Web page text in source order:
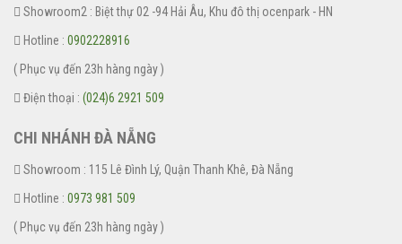
Showroom2 : Biệt thự 02 -94 Hải Âu, Khu đô thị ocenpark - HN
Hotline : 0902228916
( Phục vụ đến 23h hàng ngày )
Điện thoại : (024)6 2921 509
CHI NHÁNH ĐÀ NẴNG
Showroom : 115 Lê Đình Lý, Quận Thanh Khê, Đà Nẵng
Hotline : 0973 981 509
( Phục vụ đến 23h hàng ngày )